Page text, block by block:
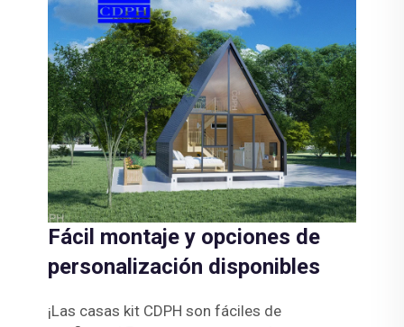
Fácil montaje y opciones de
personalización disponibles
¡Las casas kit CDPH son fáciles de